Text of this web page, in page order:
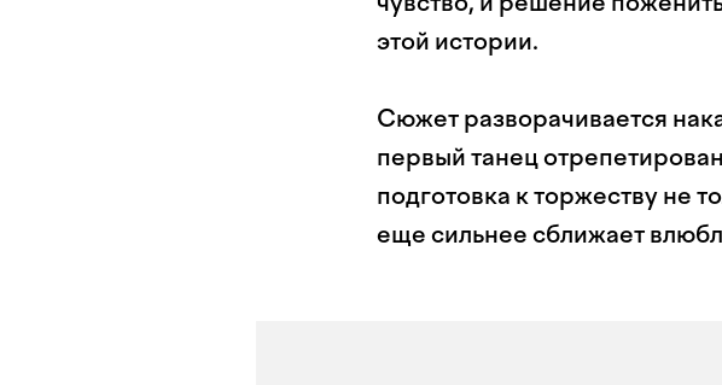
этой истории.
Сюжет разворачивается
первый танец
подготовка к торжеству не
еще сильнее сближает